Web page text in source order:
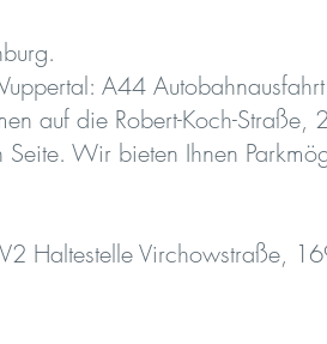
A44
auf die Robert-Koch-
Wir bieten Ihnen
Haltestelle Virchowstraße,